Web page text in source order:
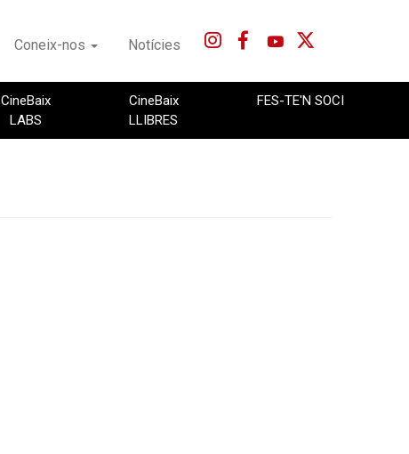
Coneix-nos Notícies
CineBaix
LABS
CineBaix
LLIBRES
FES-TE'N SOCI